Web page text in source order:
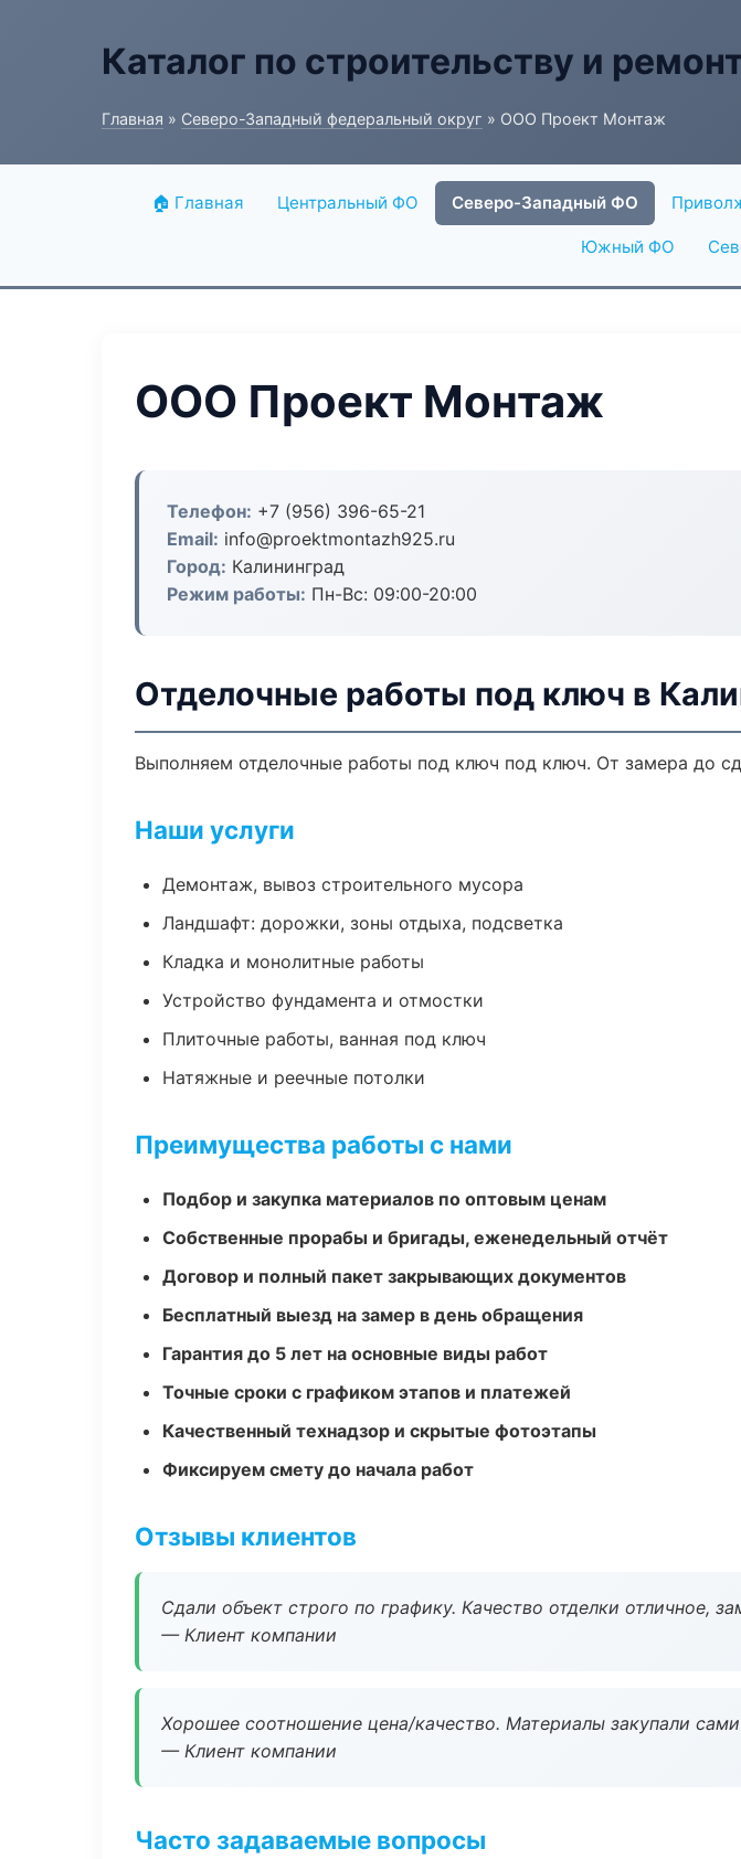
Каталог по строительству и
Главная » Северо-Западный федеральный округ » ООО Проект Монтаж
🏠 Главная Центральный ФО Северо-Западный ФО
Южный ФО
ООО Проект Монтаж
Телефон: +7 (956) 396-65-21
Email: info@proektmontazh925.ru
Город: Калининград
Режим работы: Пн-Вс: 09:00-20:00
Отделочные работы под ключ в
Выполняем отделочные работы под ключ под ключ. От замера до
Наши услуги
Демонтаж, вывоз строительного мусора
Ландшафт: дорожки, зоны отдыха, подсветка
Кладка и монолитные работы
Устройство фундамента и отмостки
Плиточные работы, ванная под ключ
Натяжные и реечные потолки
Преимущества работы с нами
Подбор и закупка материалов по оптовым ценам
Собственные прорабы и бригады, еженедельный отчёт
Договор и полный пакет закрывающих документов
Бесплатный выезд на замер в день обращения
Гарантия до 5 лет на основные виды работ
Точные сроки с графиком этапов и платежей
Качественный технадзор и скрытые фотоэтапы
Фиксируем смету до начала работ
Отзывы клиентов
Сдали объект строго по графику. Качество отделки отличное,
— Клиент компании
Хорошее соотношение цена/качество. Материалы закупали
— Клиент компании
Часто задаваемые вопросы